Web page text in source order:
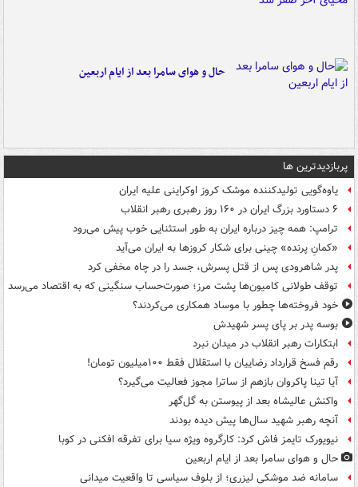
حال و هوای سامرا بعد از ایام اربعین
پربازدیدترین ها
یاوه‌گویی تولیدکننده موشک کروز اوکراینی علیه ایران
۶ دستاورد بزرگ ایران در ۱۶۰ روز رهبری رهبر انقلاب
ترامپ: همه چیز درباره ایران به طور استثنایی خوب پیش می‌رود
«کمانِ پرنده» چینی برای شکار کروزها به ایران می‌آید
پدر شاهرودی پس از قتل پسرش، جسد را در چاه مخفی کرد
توقف طولانی کامیون‌ها پشت مرز؛ صورت‌حساب سنگینی که به اقتصاد می‌رسد
خود فروخته‌ها چطور با موساد همکاری می‌کردند؟
بوسه‌ پدر بر پای پسر شهیدش
ابتکارات رهبر انقلاب در میدان نبرد
رقم فسخ قرارداد رضاییان با استقلال فقط ۱۰۰میلیون تومان!
آیا تینا پاکروان بازهم از ساترا مجوز فعالیت می‌گیرد؟
واکنش عالیشاه بعد از پیوستن به گل‌گهر
آنچه رهبر شهید سال‌ها پیش دیده بودند
نیویورک تایمز فاش کرد: کارگروه ویژه سیا برای تفرقه افکنی در کوبا
حال و هوای سامرا بعد از ایام اربعین
سامانه ضد موشکی لیزری؛ از بلوف سیاسی تا واقعیت میدانی